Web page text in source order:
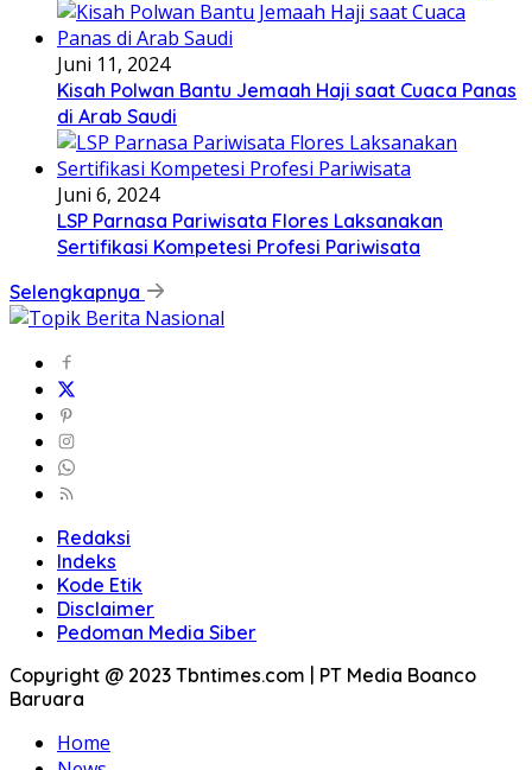
Juni 11, 2024
Kisah Polwan Bantu Jemaah Haji saat Cuaca Panas
di Arab Saudi
Juni 6, 2024
LSP Parnasa Pariwisata Flores Laksanakan
Sertifikasi Kompetesi Profesi Pariwisata
Selengkapnya
Redaksi
Indeks
Kode Etik
Disclaimer
Pedoman Media Siber
Copyright @ 2023 Tbntimes.com | PT Media Boanco
Baruara
Home